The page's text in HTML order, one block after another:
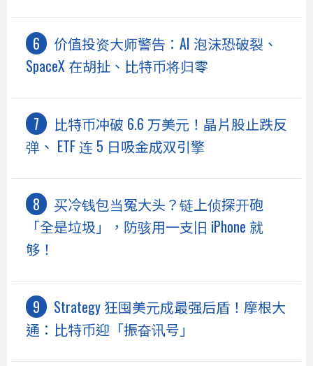
价值投资大师警告：AI 泡沫恐破裂、
SpaceX 在胡扯、比特币将归零
比特币冲破 6.6 万美元！晶片股止跌反
弹、 ETF 连 5 日吸金成双引擎
买冷钱包当冤大头？链上侦探开砲
「全是垃圾」，防骇用一支旧 iPhone 就
够！
Strategy 狂囤美元成最强后盾！摩根大
通：比特币迎「振奋讯号」